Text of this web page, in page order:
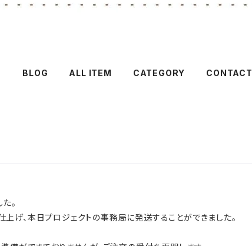
BLOG ALL ITEM CATEGORY CONTACT
。
げ、本日プロジェクトの事務局に発送することができました。